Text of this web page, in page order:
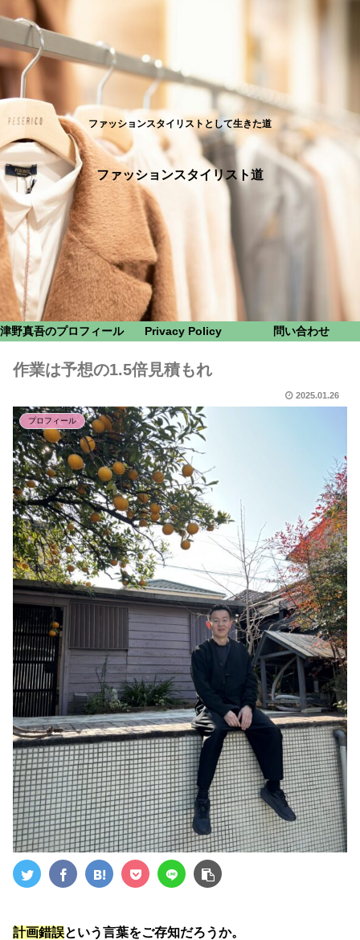
ファッションスタイリストとして生きた道
ファッションスタイリスト道
津野真吾のプロフィール Privacy Policy 問い合わせ
作業は予想の1.5倍見積もれ
2025.01.26
プロフィール
計画錯誤という言葉をご存知だろうか。